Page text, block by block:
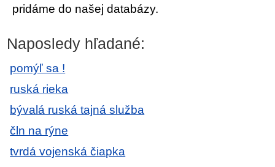
pridáme do našej databázy.
Naposledy hľadané:
pomýľ sa !
ruská rieka
bývalá ruská tajná služba
čln na rýne
tvrdá vojenská čiapka